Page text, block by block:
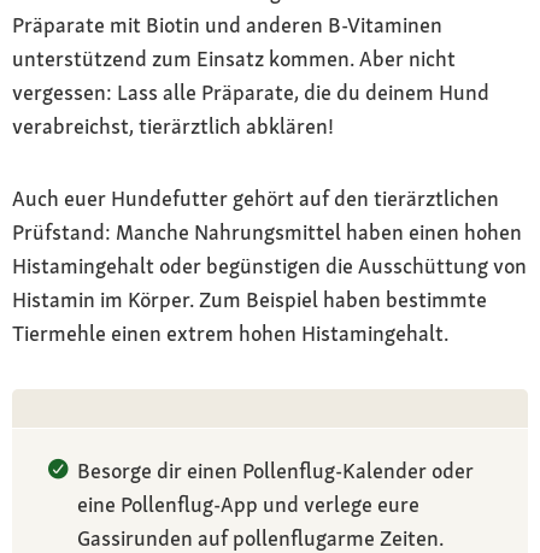
Präparate mit Biotin und anderen B-Vitaminen
unterstützend zum Einsatz kommen. Aber nicht
vergessen: Lass alle Präparate, die du deinem Hund
verabreichst, tierärztlich abklären!
Auch euer Hundefutter gehört auf den tierärztlichen
Prüfstand: Manche Nahrungsmittel haben einen hohen
Histamingehalt oder begünstigen die Ausschüttung von
Histamin im Körper. Zum Beispiel haben bestimmte
Tiermehle einen extrem hohen Histamingehalt.
Besorge dir einen Pollenflug-Kalender oder
eine Pollenflug-App und verlege eure
Gassirunden auf pollenflugarme Zeiten.